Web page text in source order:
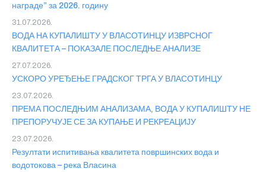
награде” за 2026. годину
ВОДА НА КУПАЛИШТУ У ВЛАСОТИНЦУ ИЗВРСНОГ
КВАЛИТЕТА – ПОКАЗАЛЕ ПОСЛЕДЊЕ АНАЛИЗЕ
31.07.2026.
УСКОРО УРЕЂЕЊЕ ГРАДСКОГ ТРГА У ВЛАСОТИНЦУ
27.07.2026.
ПРЕМА ПОСЛЕДЊИМ АНАЛИЗАМА, ВОДА У КУПАЛИШТУ НЕ
ПРЕПОРУЧУЈЕ СЕ ЗА КУПАЊЕ И РЕКРЕАЦИЈУ
23.07.2026.
Резултати испитивања квалитета површинских вода и
водотокова – река Власина
23.07.2026.